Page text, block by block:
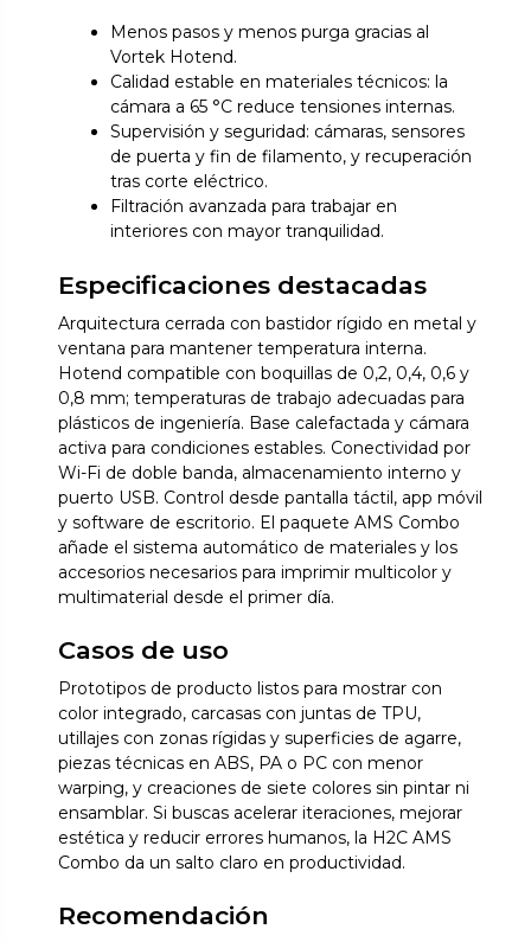
Menos pasos y menos purga gracias al
Vortek Hotend.
Calidad estable en materiales técnicos: la
cámara a 65 °C reduce tensiones internas.
Supervisión y seguridad: cámaras, sensores
de puerta y fin de filamento, y recuperación
tras corte eléctrico.
Filtración avanzada para trabajar en
interiores con mayor tranquilidad.
Especificaciones destacadas
Arquitectura cerrada con bastidor rígido en metal y
ventana para mantener temperatura interna.
Hotend compatible con boquillas de 0,2, 0,4, 0,6 y
0,8 mm; temperaturas de trabajo adecuadas para
plásticos de ingeniería. Base calefactada y cámara
activa para condiciones estables. Conectividad por
Wi-Fi de doble banda, almacenamiento interno y
puerto USB. Control desde pantalla táctil, app móvil
y software de escritorio. El paquete AMS Combo
añade el sistema automático de materiales y los
accesorios necesarios para imprimir multicolor y
multimaterial desde el primer día.
Casos de uso
Prototipos de producto listos para mostrar con
color integrado, carcasas con juntas de TPU,
utillajes con zonas rígidas y superficies de agarre,
piezas técnicas en ABS, PA o PC con menor
warping, y creaciones de siete colores sin pintar ni
ensamblar. Si buscas acelerar iteraciones, mejorar
estética y reducir errores humanos, la H2C AMS
Combo da un salto claro en productividad.
Recomendación